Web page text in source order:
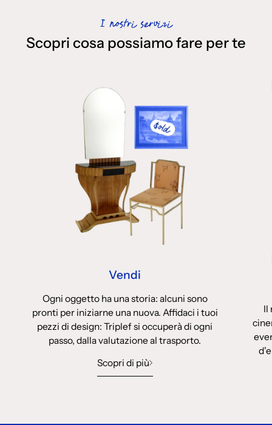
I nostri servizi
Scopri cosa possiamo fare per te
Vendi
Ogni oggetto ha una storia: alcuni sono
pronti per iniziarne una nuova. Affidaci i tuoi
pezzi di design: Triplef si occuperà di ogni
passo, dalla valutazione al trasporto.
Scopri di più
Il